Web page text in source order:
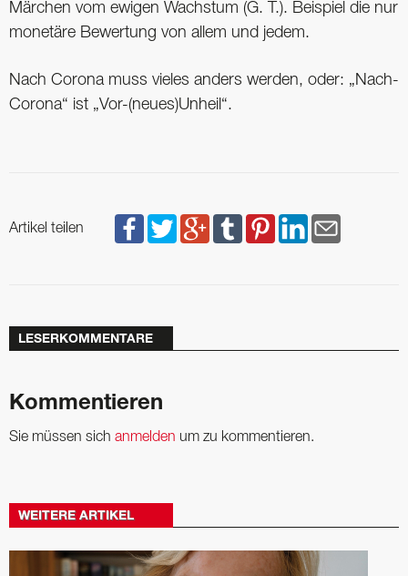
Märchen vom ewigen Wachstum (G. T.). Beispiel die nur
monetäre Bewertung von allem und jedem.
Nach Corona muss vieles anders werden, oder: „Nach-
Corona“ ist „Vor-(neues)Unheil“.
Artikel teilen
LESERKOMMENTARE
Kommentieren
Sie müssen sich anmelden um zu kommentieren.
WEITERE ARTIKEL